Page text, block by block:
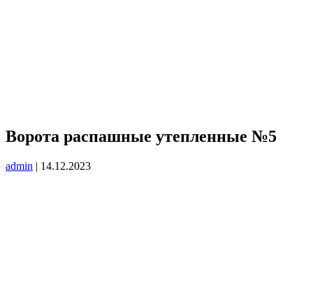
Ворота распашные утепленные №5
admin | 14.12.2023